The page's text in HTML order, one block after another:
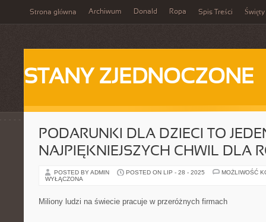
Strona główna Archiwum Donald Ropa Spis Treści Święty
STANY ZJEDNOCZONE
PODARUNKI DLA DZIECI TO
NAJPIĘKNIEJSZYCH CHWIL DLA
POSTED BY ADMIN POSTED ON LIP - 28 - 2025
MOŻLIWOŚĆ
WYŁĄCZONA
Miliony ludzi na świecie pracuje w przeróżnych firmach